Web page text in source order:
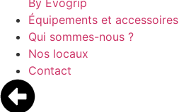
By Evogrip
Équipements et accessoires
Qui sommes-nous ?
Nos locaux
Contact